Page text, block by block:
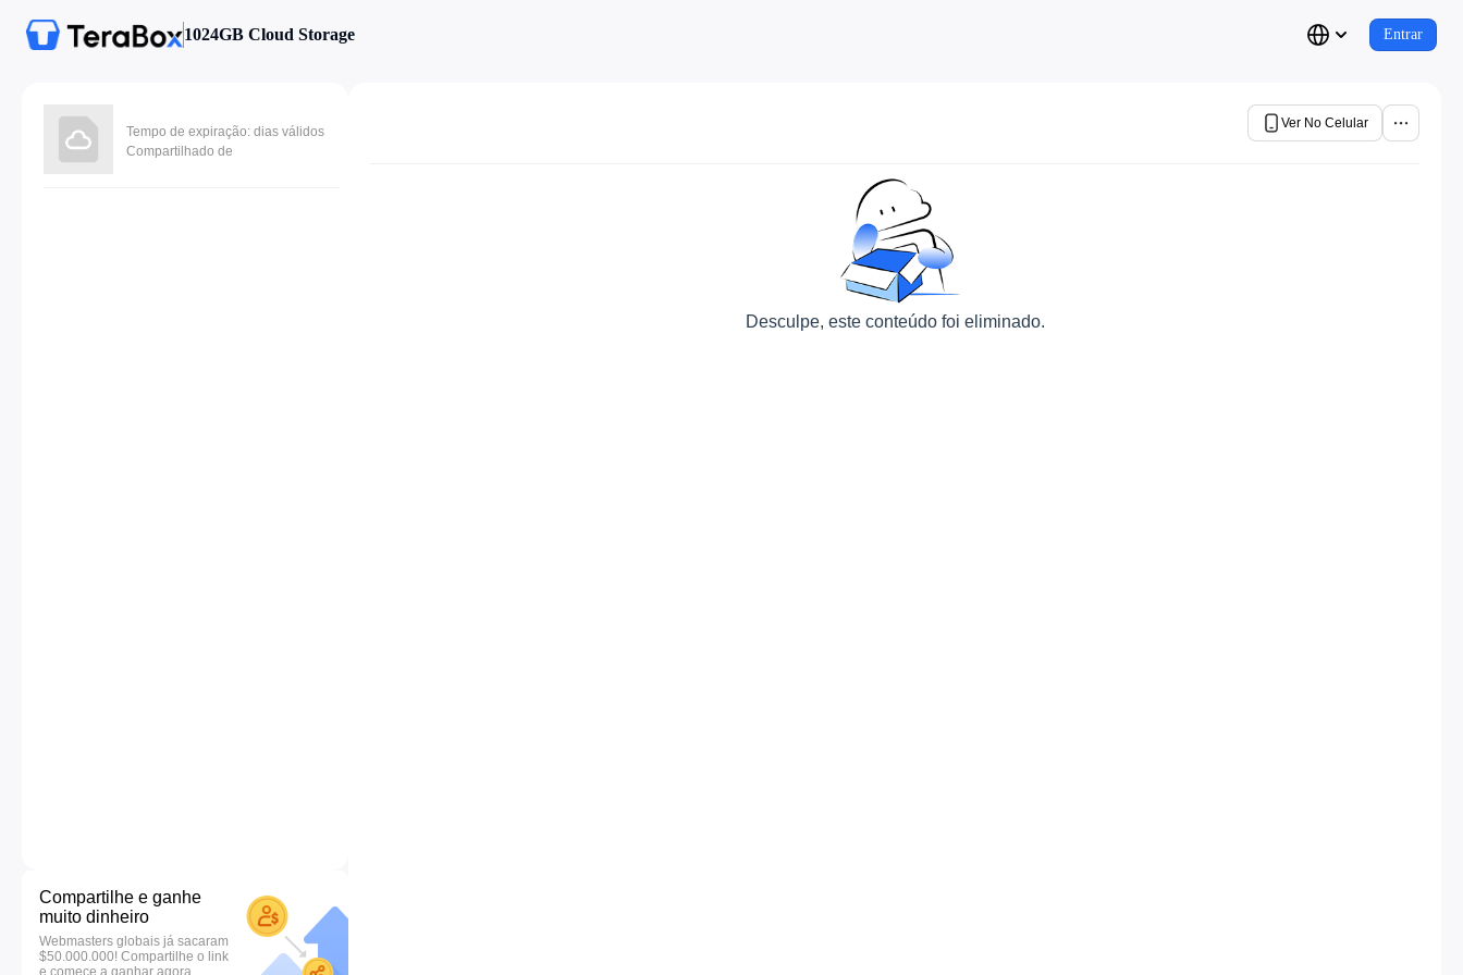
1024GB Cloud Storage Entrar
Tempo de expiração: dias válidos
Compartilhado de
Compartilhe e ganhe
muito dinheiro
Webmasters globais já sacaram
$50.000.000! Compartilhe o link
e comece a ganhar agora.
Ver No Celular
Desculpe, este conteúdo foi eliminado.